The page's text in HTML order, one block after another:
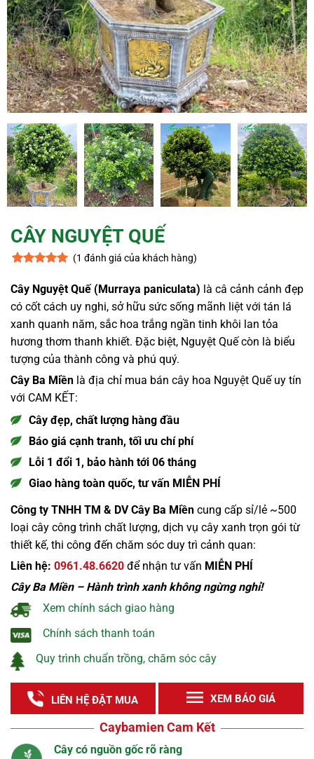
CÂY NGUYỆT QUẾ
dựa trên
đánh giá
(1 đánh giá của khách hàng)
Cây Nguyệt Quế (Murraya paniculata) là câ cảnh cảnh đẹp
có cốt cách uy nghi, sở hữu sức sống mãnh liệt với tán lá
xanh quanh năm, sắc hoa trắng ngần tinh khôi lan tỏa
hương thơm thanh khiết. Đặc biệt, Nguyệt Quế còn là biểu
tượng của thành công và phú quý.
Cây Ba Miền là địa chỉ mua bán cây hoa Nguyệt Quế uy tín
với CAM KẾT:
Cây đẹp, chất lượng hàng đầu
Báo giá cạnh tranh, tối ưu chí phí
Lỗi 1 đổi 1, bảo hành tới 06 tháng
Giao hàng toàn quốc, tư vấn MIỄN PHÍ
Công ty TNHH TM & DV Cây Ba Miền cung cấp sỉ/lẻ ~500
loại cây công trình chất lượng, dịch vụ cây xanh trọn gói từ
thiết kế, thi công đến chăm sóc duy trì cảnh quan:
Liên hệ: 0961.48.6620 để nhận tư vấn MIỄN PHÍ
Cây Ba Miền – Hành trình xanh không ngừng nghỉ!
Xem chính sách giao hàng
Chính sách thanh toán
Quy trình chuẩn trồng, chăm sóc cây
LIÊN HỆ ĐẶT MUA XEM BÁO GIÁ
Caybamien Cam Kết
Nguồn cây tuyển chọn